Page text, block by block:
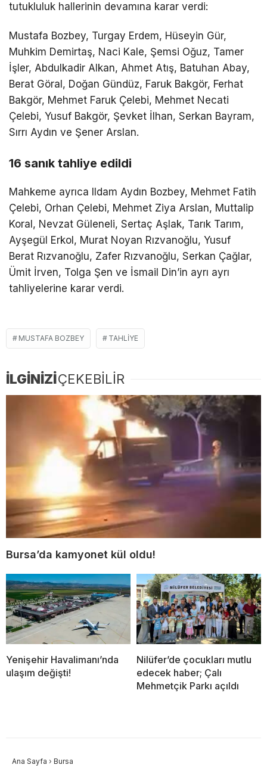
tutukluluk hallerinin devamına karar verdi:
Mustafa Bozbey, Turgay Erdem, Hüseyin Gür,
Muhkim Demirtaş, Naci Kale, Şemsi Oğuz, Tamer
İşler, Abdulkadir Alkan, Ahmet Atış, Batuhan Abay,
Berat Göral, Doğan Gündüz, Faruk Bakgör, Ferhat
Bakgör, Mehmet Faruk Çelebi, Mehmet Necati
Çelebi, Yusuf Bakgör, Şevket İlhan, Serkan Bayram,
Sırrı Aydın ve Şener Arslan.
16 sanık tahliye edildi
Mahkeme ayrıca Ildam Aydın Bozbey, Mehmet Fatih
Çelebi, Orhan Çelebi, Mehmet Ziya Arslan, Muttalip
Koral, Nevzat Güleneli, Sertaç Aşlak, Tarık Tarım,
Ayşegül Erkol, Murat Noyan Rızvanoğlu, Yusuf
Berat Rızvanoğlu, Zafer Rızvanoğlu, Serkan Çağlar,
Ümit İrven, Tolga Şen ve İsmail Din’in ayrı ayrı
tahliyelerine karar verdi.
MUSTAFA BOZBEY TAHLIYE
İLGİNİZİÇEKEBİLİR
Bursa’da kamyonet kül oldu!
Yenişehir Havalimanı’nda
ulaşım değişti!
Nilüfer’de çocukları mutlu
edecek haber; Çalı
Mehmetçik Parkı açıldı
Ana Sayfa › Bursa